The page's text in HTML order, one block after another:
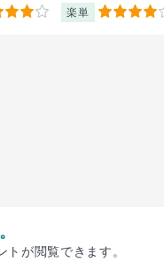
楽単 4
が閲覧できます。